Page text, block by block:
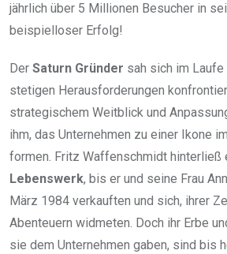
jährlich über 5 Millionen Besucher in
beispielloser Erfolg!
Der Saturn Gründer sah sich im
stetigen Herausforderungen
strategischem Weitblick und
ihm, das Unternehmen zu einer Ikone im
formen. Fritz Waffenschmidt hinterließ
Lebenswerk, bis er und seine Frau
März 1984 verkauften und sich, ihrer
Abenteuern widmeten. Doch ihr Erbe
sie dem Unternehmen gaben, sind bis